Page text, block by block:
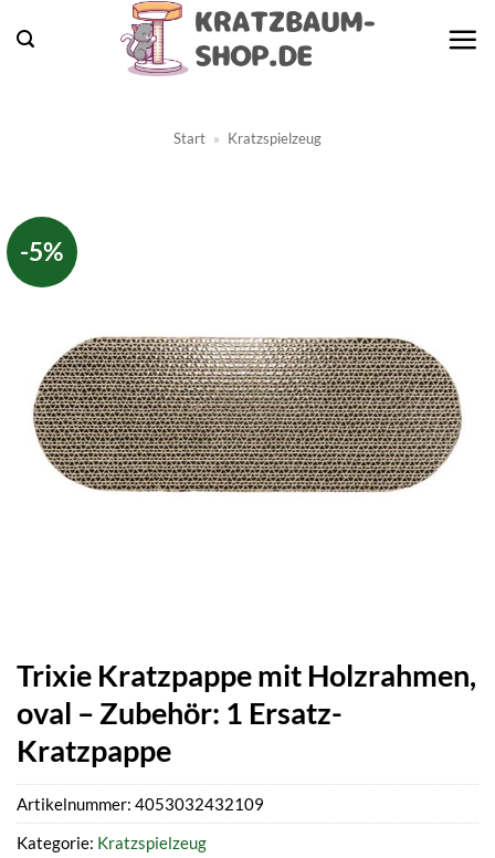
Inhalt
Start » Kratzspielzeug
-5%
Trixie Kratzpappe mit Holzrahmen,
oval – Zubehör: 1 Ersatz-
Kratzpappe
Artikelnummer: 4053032432109
Kategorie: Kratzspielzeug